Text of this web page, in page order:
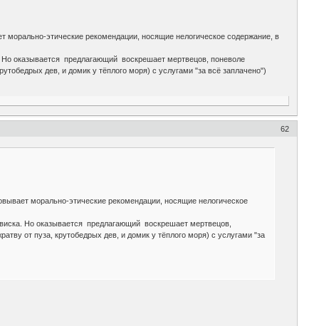
этические рекомендации, носящие нелогическое содержание, в
Но оказывается предлагающий воскрешает мертвецов, поневоле
дев, и домик у тёплого моря) с услугами "за всё заплачено")
62
морально-этические рекомендации, носящие нелогическое
Но оказывается предлагающий воскрешает мертвецов,
от пуза, крутобедрых дев, и домик у тёплого моря) с услугами "за